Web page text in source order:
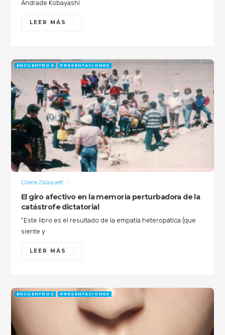
Andrade Kobayashi
LEER MÁS
El giro afectivo en la memoria perturbadora de la
catástrofe dictatorial
Cherie Zalaquett
ENCUENTROS PRESENTACIONES
“Este libro es el resultado de la empatía heteropática (que
siente y
LEER MÁS
ENCUENTROS PRESENTACIONES